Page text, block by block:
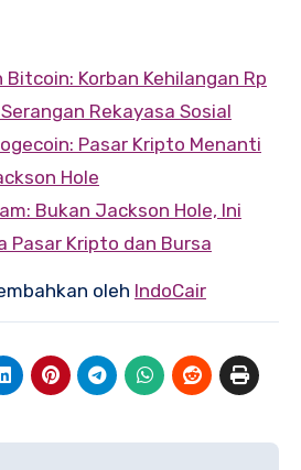
Bitcoin: Korban Kehilangan Rp
Rekayasa Sosial
Pasar Kripto Menanti
Hole
Bukan Jackson Hole, Ini
Pasar Kripto dan Bursa
oleh IndoCair